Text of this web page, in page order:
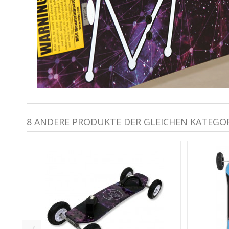
8 ANDERE PRODUKTE DER GLEICHEN